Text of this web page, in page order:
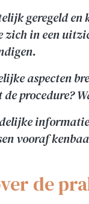
geregeld
zich in een
aspecten
procedure?
vooraf
de